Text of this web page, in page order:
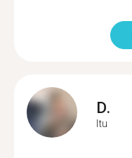
D.
Itu